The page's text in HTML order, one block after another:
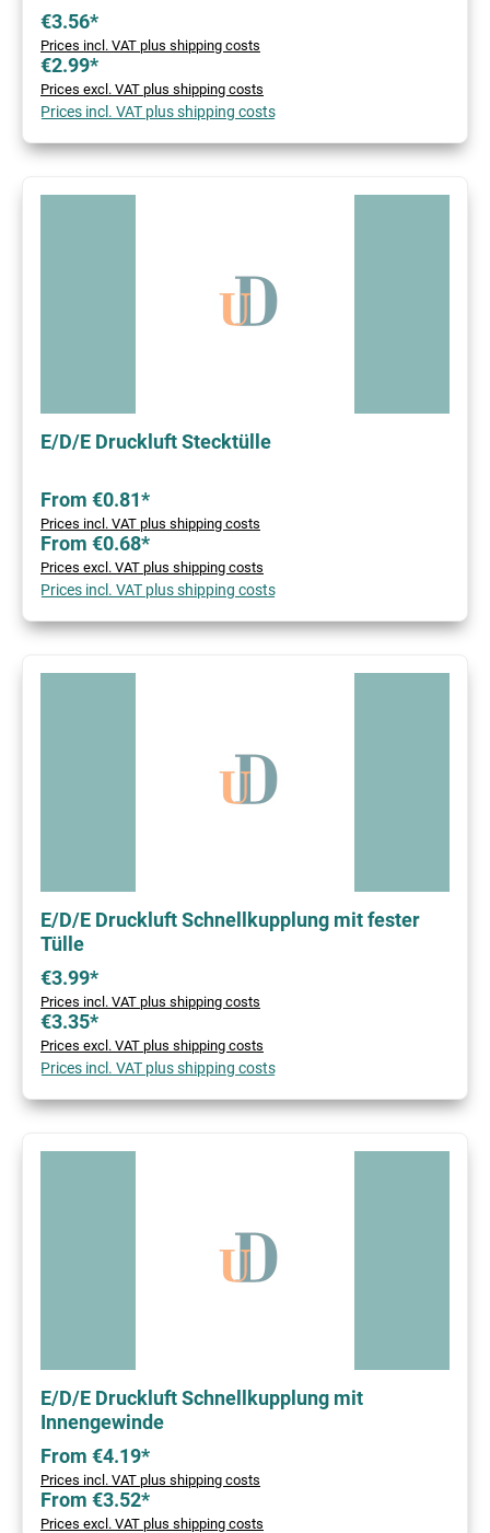
€3.56*
Prices incl. VAT plus shipping costs
€2.99*
Prices excl. VAT plus shipping costs
Prices incl. VAT plus shipping costs
E/D/E Druckluft Stecktülle
From €0.81*
Prices incl. VAT plus shipping costs
From €0.68*
Prices excl. VAT plus shipping costs
Prices incl. VAT plus shipping costs
E/D/E Druckluft Schnellkupplung mit fester
Tülle
€3.99*
Prices incl. VAT plus shipping costs
€3.35*
Prices excl. VAT plus shipping costs
Prices incl. VAT plus shipping costs
E/D/E Druckluft Schnellkupplung mit
Innengewinde
From €4.19*
Prices incl. VAT plus shipping costs
From €3.52*
Prices excl. VAT plus shipping costs